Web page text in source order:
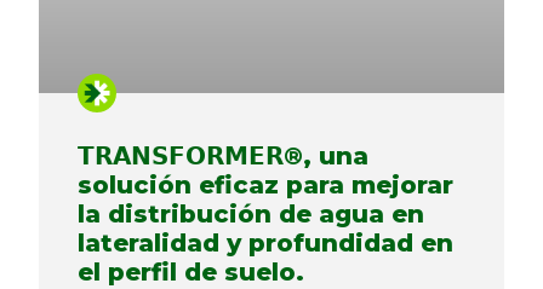
𝗧𝗥𝗔𝗡𝗦𝗙𝗢𝗥𝗠𝗘𝗥®, una
solución eficaz para mejorar
la distribución de agua en
lateralidad y profundidad en
el perfil de suelo.